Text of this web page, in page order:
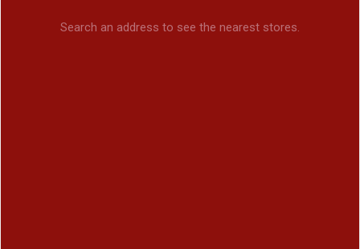
Search an address to see the nearest stores.